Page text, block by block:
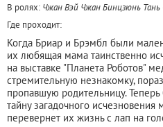
В ролях: Чжан Вэй Чжан Бинцзюнь
Где проходит:
Когда Бриар и Брэмбл были
их любящая мама таинственно
на выставке "Планета Роботов"
стремительную незнакомку,
пропавшую родительницу.
тайну загадочного
перевернет их жизнь с лап на